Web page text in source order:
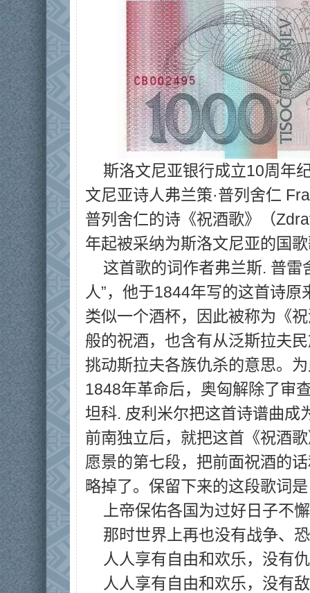
斯洛文尼亚银行成立10周年
文尼亚诗人弗兰策·普列舍仁
普列舍仁的诗《祝酒歌》（
年起被采纳为斯洛文尼亚的国
这首歌的词作者弗兰斯. 普雷
人”，他于1844年写的这首诗
类似一个酒杯，因此被称为《
般的祝酒，也含有从泛斯拉夫
挑动斯拉夫各族仇杀的意思。
1848年革命后，奥匈解除了审
坦科. 皮利米尔把这首诗谱曲成
前南独立后，就把这首《祝酒
愿景的第七段，把前面祝酒的
略掉了。保留下来的这段歌词
上帝保佑各国为过好日子不
那时世界上再也没有战争、
人人享有自由和欢乐，没有
人人享有自由和欢乐，没有